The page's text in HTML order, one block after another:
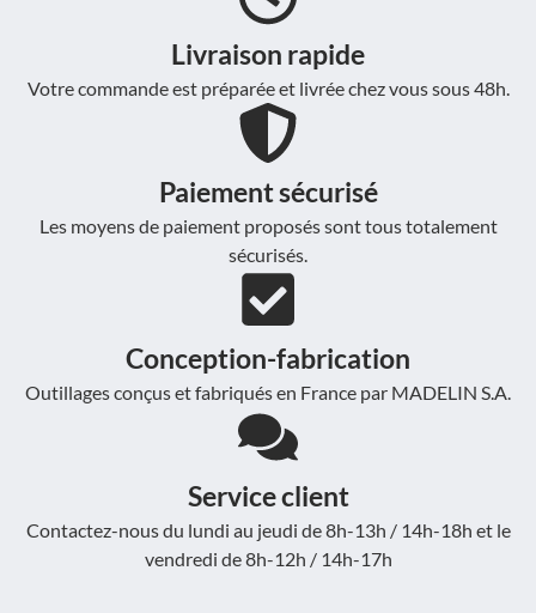
Livraison rapide
Votre commande est préparée et livrée chez vous sous 48h.
Paiement sécurisé
Les moyens de paiement proposés sont tous totalement
sécurisés.
Conception-fabrication
Outillages conçus et fabriqués en France par MADELIN S.A.
Service client
Contactez-nous du lundi au jeudi de 8h-13h / 14h-18h et le
vendredi de 8h-12h / 14h-17h